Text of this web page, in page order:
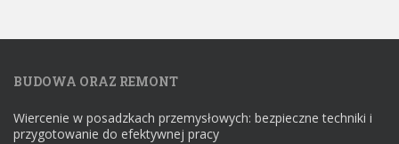
BUDOWA ORAZ REMONT
Wiercenie w posadzkach przemysłowych: bezpieczne techniki i
przygotowanie do efektywnej pracy